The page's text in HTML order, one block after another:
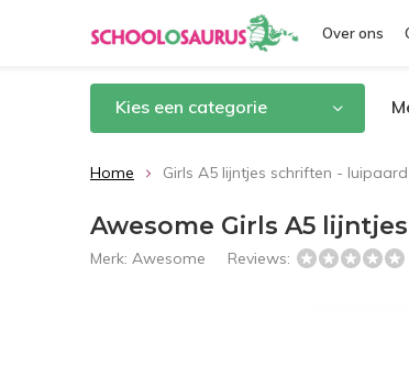
Over ons
Kies een categorie
Home Girls A5 lijntjes schriften - luipaard
Awesome Girls A5
Merk: Awesome Reviews: